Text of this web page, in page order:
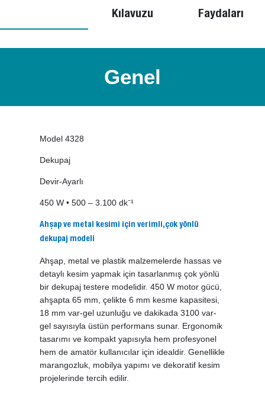
Kılavuzu
Faydaları
Genel
Model 4328
Dekupaj
Devir-Ayarlı
450 W • 500 – 3.100 dk⁻¹
Ahşap ve metal kesimi için verimli,çok yönlü
dekupaj modeli
Ahşap, metal ve plastik malzemelerde hassas ve
detaylı kesim yapmak için tasarlanmış çok yönlü
bir dekupaj testere modelidir. 450 W motor gücü,
ahşapta 65 mm, çelikte 6 mm kesme kapasitesi,
18 mm var-gel uzunluğu ve dakikada 3100 var-
gel sayısıyla üstün performans sunar. Ergonomik
tasarımı ve kompakt yapısıyla hem profesyonel
hem de amatör kullanıcılar için idealdir. Genellikle
marangozluk, mobilya yapımı ve dekoratif kesim
projelerinde tercih edilir.